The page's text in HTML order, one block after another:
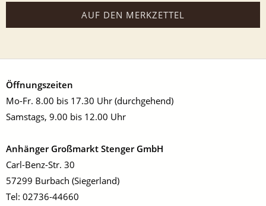
AUF DEN MERKZETTEL
Öffnungszeiten
Mo-Fr. 8.00 bis 17.30 Uhr (durchgehend)
Samstags, 9.00 bis 12.00 Uhr
Anhänger Großmarkt Stenger GmbH
Carl-Benz-Str. 30
57299 Burbach (Siegerland)
Tel: 02736-44660